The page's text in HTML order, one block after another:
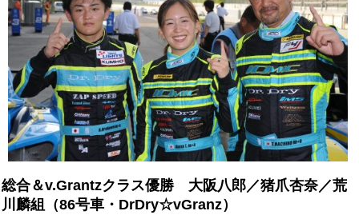
総合＆v.Grantzクラス優勝 大阪八郎／猪爪杏奈／荒
川麟組（86号車・DrDry☆vGranz）